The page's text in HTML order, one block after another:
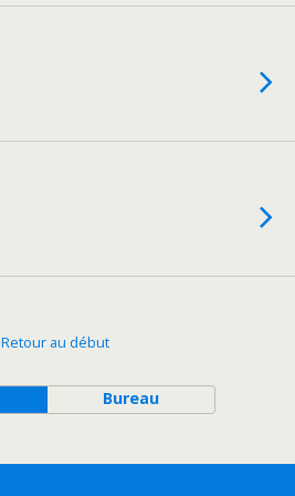
Retour au début
Bureau